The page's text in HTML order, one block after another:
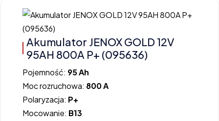
Akumulator JENOX GOLD 12V
95AH 800A P+ (095636)
Pojemność: 95 Ah
Moc rozruchowa: 800 A
Polaryzacja: P+
Mocowanie: B13